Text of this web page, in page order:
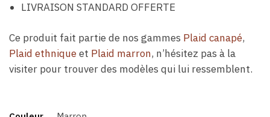
LIVRAISON STANDARD OFFERTE
Ce produit fait partie de nos gammes Plaid canapé,
Plaid ethniqueet Plaid marron, n’hésitez pas à la
visiter pour trouver des modèles qui lui ressemblent.